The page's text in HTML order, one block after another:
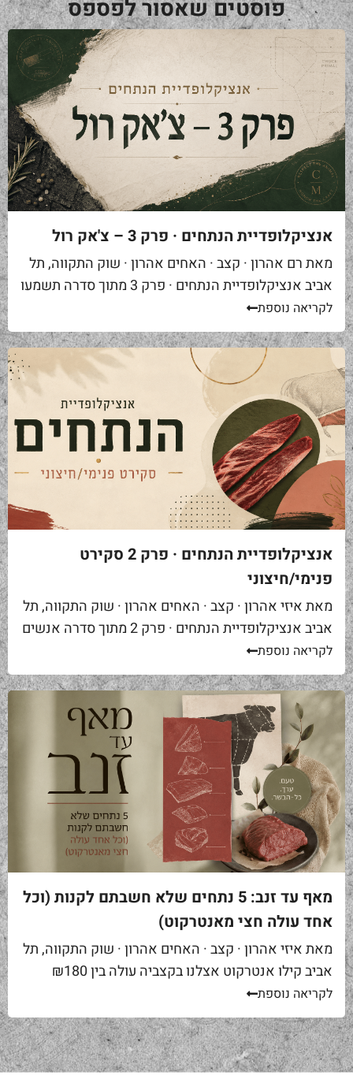
פוסטים שאסור לפספס
אנציקלופדיית הנתחים · פרק 3 – צ'אק רול
מאת רם אהרון · קצב · האחים אהרון · שוק התקווה, תל
אביב אנציקלופדיית הנתחים · פרק 3 מתוך סדרה תשמעו
סיפור. אתם באים לאחת ממסעדות הבשר הטובות...
לקריאה נוספת
אנציקלופדיית הנתחים · פרק 2 סקירט
פנימי/חיצוני
מאת איזי אהרון · קצב · האחים אהרון · שוק התקווה, תל
אביב אנציקלופדיית הנתחים · פרק 2 מתוך סדרה אנשים
באים אליי בקצביה ומבקשים "סקירט". שאלה ראשונה...
לקריאה נוספת
מאף עד זנב: 5 נתחים שלא חשבתם לקנות (וכל
אחד עולה חצי מאנטרקוט)
מאת איזי אהרון · קצב · האחים אהרון · שוק התקווה, תל
אביב קילו אנטרקוט אצלנו בקצביה עולה בין ₪180
ל-₪220. מחיר יפה – וגם מוצדק, כי זה...
לקריאה נוספת